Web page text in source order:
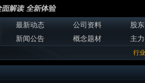
最新动态 公司资料
股
新闻公告
概念题材 主
行